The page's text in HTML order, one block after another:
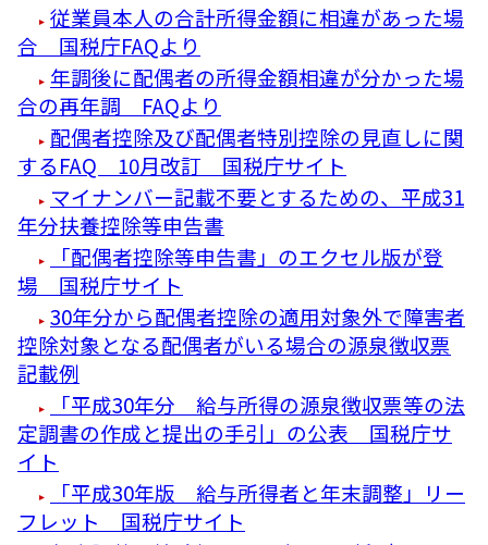
従業員本人の合計所得金額に相違があった場
合 国税庁FAQより
年調後に配偶者の所得金額相違が分かった場
合の再年調 FAQより
配偶者控除及び配偶者特別控除の見直しに関
するFAQ 10月改訂 国税庁サイト
マイナンバー記載不要とするための、平成31
年分扶養控除等申告書
「配偶者控除等申告書」のエクセル版が登
場 国税庁サイト
30年分から配偶者控除の適用対象外で障害者
控除対象となる配偶者がいる場合の源泉徴収票
記載例
「平成30年分 給与所得の源泉徴収票等の法
定調書の作成と提出の手引」の公表 国税庁サ
イト
「平成30年版 給与所得者と年末調整」リー
フレット 国税庁サイト